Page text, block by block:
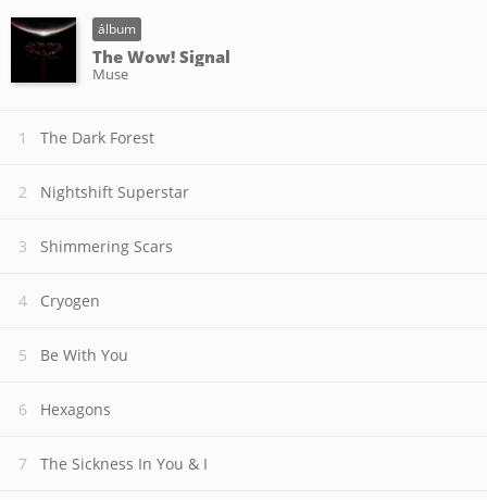
álbum
The Wow! Signal
Muse
The Dark Forest
Nightshift Superstar
Shimmering Scars
Cryogen
Be With You
Hexagons
The Sickness In You & I